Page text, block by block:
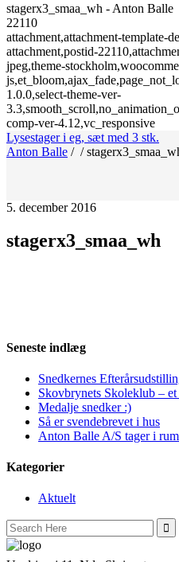
stagerx3_smaa_wh - Anton Balle
22110
attachment,attachment-template-
attachment,postid-
jpeg,theme-
1.0.0,select-theme-ver-
comp-ver-4.12,vc_responsive
Lysestager i eg, sæt med 3 stk.
Anton Balle / /
5. december 2016
stagerx3_smaa_wh
Seneste indlæg
Snedkernes
Skovbrynets Skoleklub – et
Medalje snedker :)
Så er svendebrevet i hus
Anton Balle A/S tager i
Kategorier
Aktuelt
Search
for: